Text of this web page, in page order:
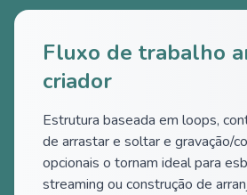
Fluxo de trabalho
criador
Estrutura baseada em loops,
de arrastar e soltar e gravação/
opcionais o tornam ideal para
streaming ou construção de